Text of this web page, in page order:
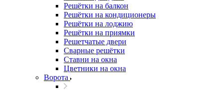
Решётки на балкон
Решётки на кондиционеры
Решётки на лоджию
Решётки на приямки
Решетчатые двери
Сварные решётки
Ставни на окна
Цветники на окна
Ворота